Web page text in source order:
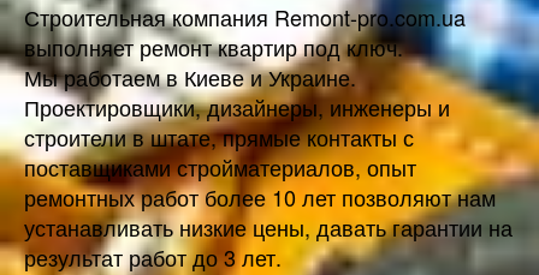
Строительная компания Remont-pro.com.ua
выполняет ремонт квартир под ключ.
Мы работаем в Киеве и Украине.
Проектировщики, дизайнеры, инженеры и
строители в штате, прямые контакты с
поставщиками стройматериалов, опыт
ремонтных работ более 10 лет позволяют нам
устанавливать низкие цены, давать гарантии на
результат работ до 3 лет.